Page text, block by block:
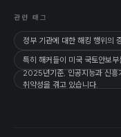
관련 태그
정부 기관에 대한 해킹 행위의
특히 해커들이 미국 국토안보
2025년기준, 인공지능과 신흥
취약성을 겪고 있습니다.